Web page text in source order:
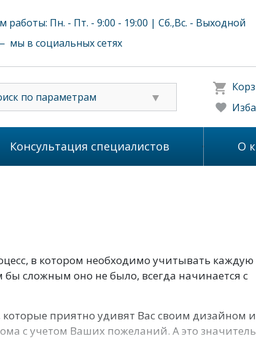
работы: Пн. - Пт. - 9:00 - 19:00 | Сб.,Вс. - Выходной
мы в социальных сетях
по параметрам
Консультация специалистов О
в котором необходимо учитывать каждую
сложным оно не было, всегда начинается с
приятно удивят Вас своим дизайном
с учетом Ваших пожеланий. А это